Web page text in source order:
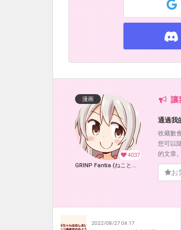
4037
漫画
GRINP Fantia (ねことうふ)
讓
通過我
收藏數
您可以
的文章。
お
2022/08/27 04:17